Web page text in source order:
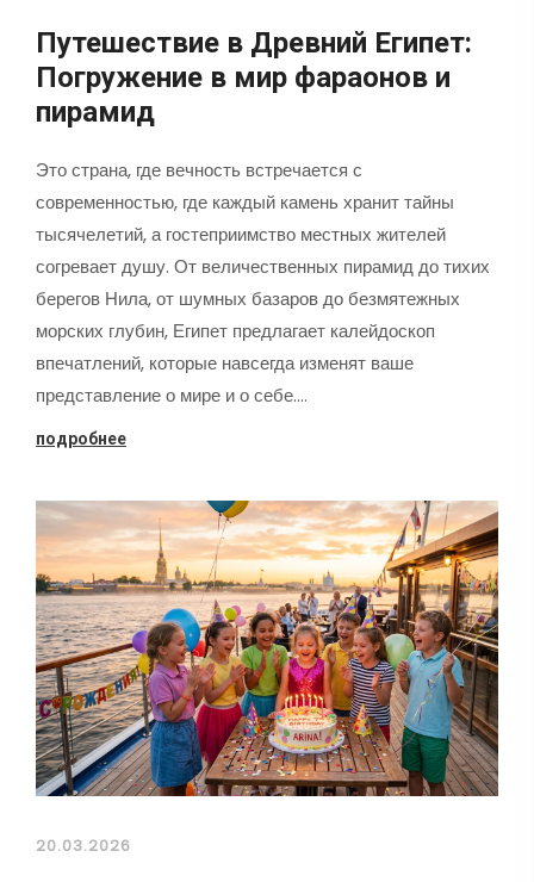
Путешествие в Древний Египет:
Погружение в мир фараонов и
пирамид
Это страна, где вечность встречается с
современностью, где каждый камень хранит тайны
тысячелетий, а гостеприимство местных жителей
согревает душу. От величественных пирамид до тихих
берегов Нила, от шумных базаров до безмятежных
морских глубин, Египет предлагает калейдоскоп
впечатлений, которые навсегда изменят ваше
представление о мире и о себе.…
подробнее
20.03.2026